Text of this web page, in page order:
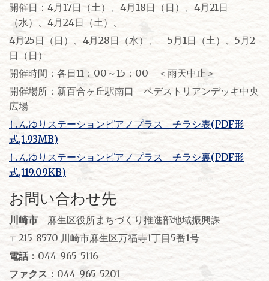
開催日：4月17日（土）、4月18日（日）、4月21日
（水）、4月24日（土）、
4月25日（日）、4月28日（水）、 5月1日（土）、5月2
日（日）
開催時間：各日11：00～15：00 ＜雨天中止＞
開催場所：新百合ヶ丘駅南口 ペデストリアンデッキ中央
広場
しんゆりステーションピアノプラス チラシ表(PDF形
式,1.93MB)
しんゆりステーションピアノプラス チラシ裏(PDF形
式,119.09KB)
お問い合わせ先
川崎市 麻生区役所まちづくり推進部地域振興課
〒215-8570 川崎市麻生区万福寺1丁目5番1号
電話： 044-965-5116
ファクス： 044-965-5201